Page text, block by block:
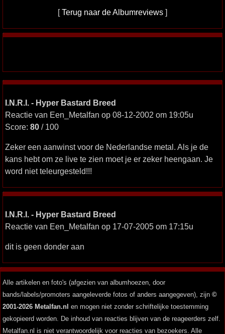
[Terug naar de Albumreviews ]
I.N.R.I. - Hyper Bastard Breed
Reactie van Een_Metalfan op 08-12-2002 om 19:05u
Score: 80 / 100
Zeker een aanwinst voor de Nederlandse metal. Als je de
kans hebt om ze live te zien moet je er zeker heengaan. Je
word niet teleurgesteld!!!
I.N.R.I. - Hyper Bastard Breed
Reactie van Een_Metalfan op 17-07-2005 om 17:15u
dit is geen donder aan
Alle artikelen en foto's (afgezien van albumhoezen, door
bands/labels/promoters aangeleverde fotos of anders aangegeven), zijn ©
2001-2026 Metalfan.nl en mogen niet zonder schriftelijke toestemming
gekopieerd worden. De inhoud van reacties blijven van de reageerders zelf.
Metalfan.nl is niet verantwoordelijk voor reacties van bezoekers. Alle